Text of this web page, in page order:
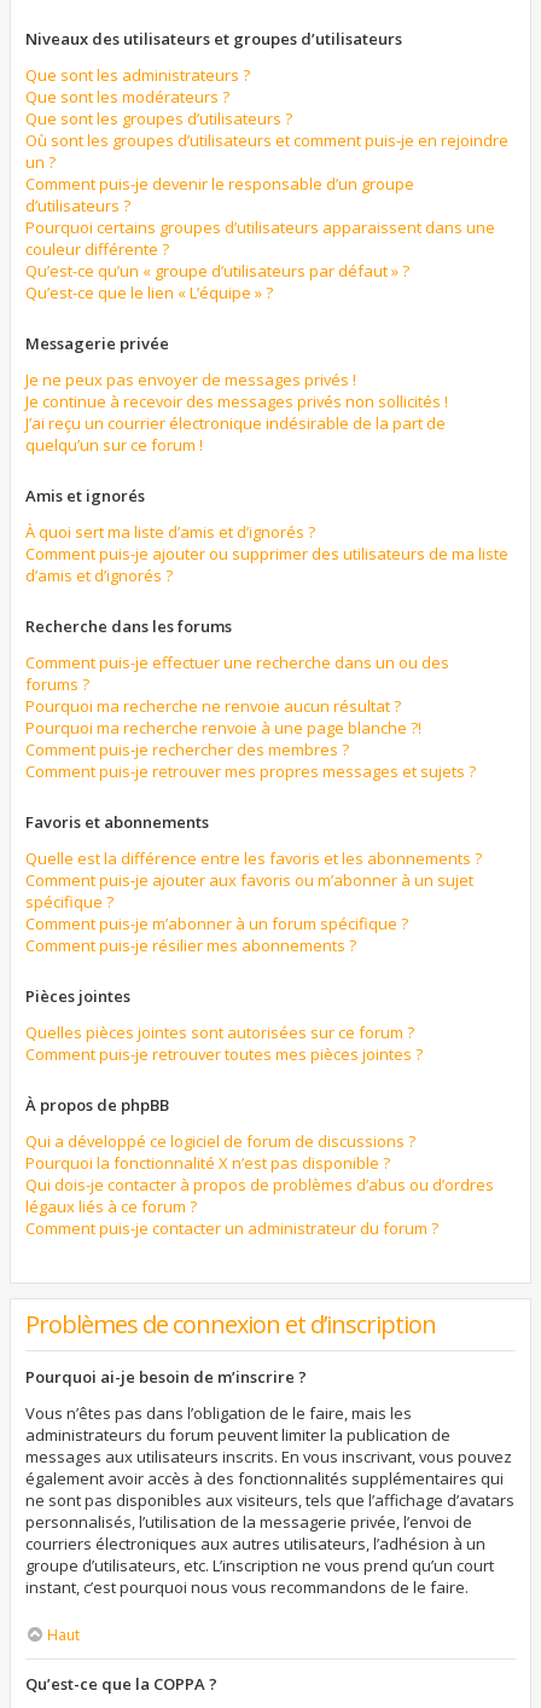
Niveaux des utilisateurs et groupes d’utilisateurs
Que sont les administrateurs ?
Que sont les modérateurs ?
Que sont les groupes d’utilisateurs ?
Où sont les groupes d’utilisateurs et comment puis-je en rejoindre
un ?
Comment puis-je devenir le responsable d’un groupe
d’utilisateurs ?
Pourquoi certains groupes d’utilisateurs apparaissent dans une
couleur différente ?
Qu’est-ce qu’un « groupe d’utilisateurs par défaut » ?
Qu’est-ce que le lien « L’équipe » ?
Messagerie privée
Je ne peux pas envoyer de messages privés !
Je continue à recevoir des messages privés non sollicités !
J’ai reçu un courrier électronique indésirable de la part de
quelqu’un sur ce forum !
Amis et ignorés
À quoi sert ma liste d’amis et d’ignorés ?
Comment puis-je ajouter ou supprimer des utilisateurs de ma liste
d’amis et d’ignorés ?
Recherche dans les forums
Comment puis-je effectuer une recherche dans un ou des
forums ?
Pourquoi ma recherche ne renvoie aucun résultat ?
Pourquoi ma recherche renvoie à une page blanche ?!
Comment puis-je rechercher des membres ?
Comment puis-je retrouver mes propres messages et sujets ?
Favoris et abonnements
Quelle est la différence entre les favoris et les abonnements ?
Comment puis-je ajouter aux favoris ou m’abonner à un sujet
spécifique ?
Comment puis-je m’abonner à un forum spécifique ?
Comment puis-je résilier mes abonnements ?
Pièces jointes
Quelles pièces jointes sont autorisées sur ce forum ?
Comment puis-je retrouver toutes mes pièces jointes ?
À propos de phpBB
Qui a développé ce logiciel de forum de discussions ?
Pourquoi la fonctionnalité X n’est pas disponible ?
Qui dois-je contacter à propos de problèmes d’abus ou d’ordres
légaux liés à ce forum ?
Comment puis-je contacter un administrateur du forum ?
Problèmes de connexion et d’inscription
Pourquoi ai-je besoin de m’inscrire ?
Vous n’êtes pas dans l’obligation de le faire, mais les
administrateurs du forum peuvent limiter la publication de
messages aux utilisateurs inscrits. En vous inscrivant, vous pouvez
également avoir accès à des fonctionnalités supplémentaires qui
ne sont pas disponibles aux visiteurs, tels que l’affichage d’avatars
personnalisés, l’utilisation de la messagerie privée, l’envoi de
courriers électroniques aux autres utilisateurs, l’adhésion à un
groupe d’utilisateurs, etc. L’inscription ne vous prend qu’un court
instant, c’est pourquoi nous vous recommandons de le faire.
Haut
Qu’est-ce que la COPPA ?